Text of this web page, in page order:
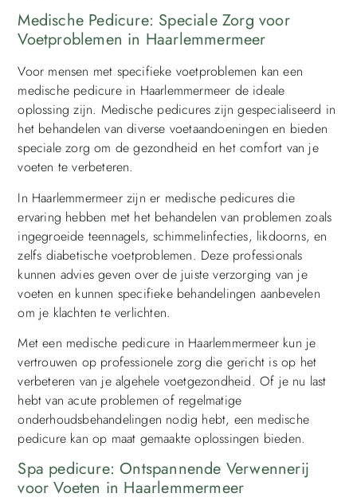
Medische Pedicure: Speciale Zorg voor
Voetproblemen in Haarlemmermeer
Voor mensen met specifieke voetproblemen kan een
medische pedicure in Haarlemmermeer de ideale
oplossing zijn. Medische pedicures zijn gespecialiseerd in
het behandelen van diverse voetaandoeningen en bieden
speciale zorg om de gezondheid en het comfort van je
voeten te verbeteren.
In Haarlemmermeer zijn er medische pedicures die
ervaring hebben met het behandelen van problemen zoals
ingegroeide teennagels, schimmelinfecties, likdoorns, en
zelfs diabetische voetproblemen. Deze professionals
kunnen advies geven over de juiste verzorging van je
voeten en kunnen specifieke behandelingen aanbevelen
om je klachten te verlichten.
Met een medische pedicure in Haarlemmermeer kun je
vertrouwen op professionele zorg die gericht is op het
verbeteren van je algehele voetgezondheid. Of je nu last
hebt van acute problemen of regelmatige
onderhoudsbehandelingen nodig hebt, een medische
pedicure kan op maat gemaakte oplossingen bieden.
Spa pedicure: Ontspannende Verwennerij
voor Voeten in Haarlemmermeer